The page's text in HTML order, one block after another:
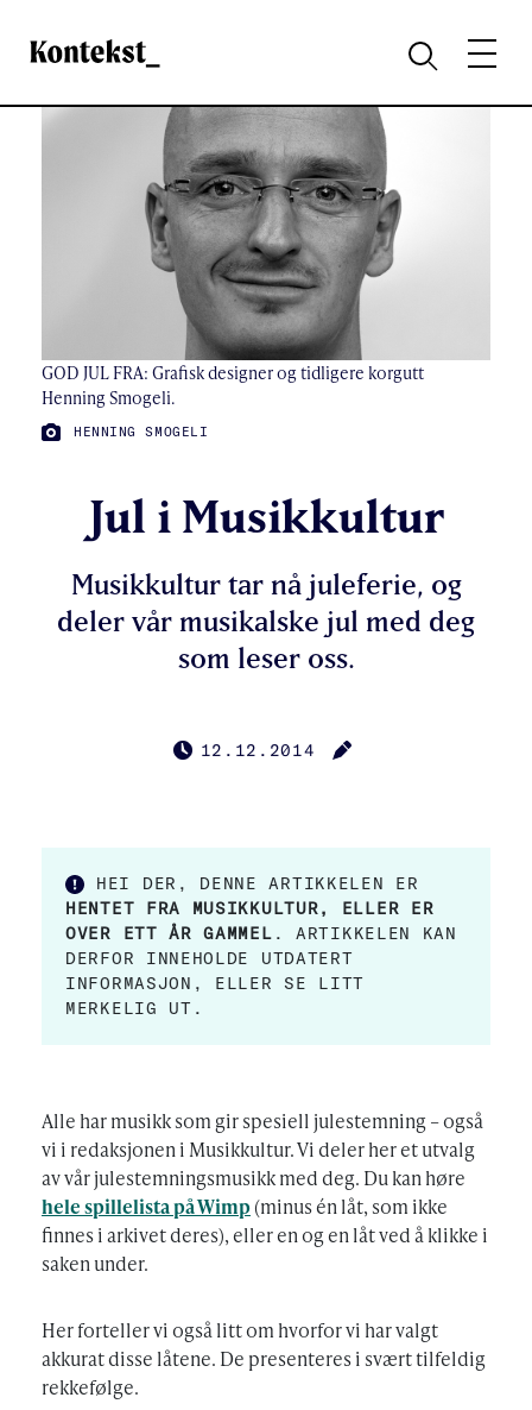
Kontekst
SØKMENY
GOD JUL FRA: Grafisk designer og tidligere korgutt
Henning Smogeli.
FOTO:
HENNING SMOGELI
Jul i Musikkultur
Musikkultur tar nå juleferie, og
deler vår musikalske jul med deg
som leser oss.
PUBLISERT
12.12.2014
FORFATTER
HEI DER, DENNE ARTIKKELEN ER
HENTET FRA MUSIKKULTUR, ELLER ER
OVER ETT ÅR GAMMEL . ARTIKKELEN KAN
DERFOR INNEHOLDE UTDATERT
INFORMASJON, ELLER SE LITT
MERKELIG UT.
Alle har musikk som gir spesiell julestemning – også
vi i redaksjonen i Musikkultur. Vi deler her et utvalg
av vår julestemningsmusikk med deg. Du kan høre
hele spillelista på Wimp(minus én låt, som ikke
finnes i arkivet deres), eller en og en låt ved å klikke i
saken under.
Her forteller vi også litt om hvorfor vi har valgt
akkurat disse låtene. De presenteres i svært tilfeldig
rekkefølge.